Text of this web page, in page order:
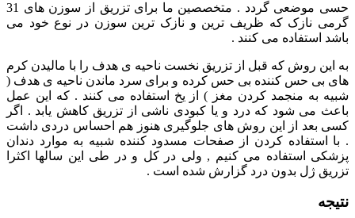
حسی موضعی گردد . متخصصین ما برای تزریق از سوزن های 31
گرمی نازک که ظریف ترین و نازک ترین سوزن در نوع خود می
باشد استفاده می کنند .
به این روش که قبل از تزریق نخست ناحیه ی هدف را با مالیدن کرم
های بی حس کننده بی حس کرده و برای سرد ماندن ناحیه ی هدف (
شبیه به منجمد کردن مغز ) از یخ استفاده می کنند . که این عمل
باعث می شود که درد و یا کبودی ناشی از تزریق کاهش یابد . اگر
کسی بعد از این روش های جلوگیری هنوز هم احساس دردی داشت
. با استفاده کردن از صفحات مسدود کننده شبیه به موارد دندان
پزشکی استفاده می کنیم , ولی در کل و در طی این سالها اکثرا
تزریق ژل بدون درد گزارش شده است .
نتیجه